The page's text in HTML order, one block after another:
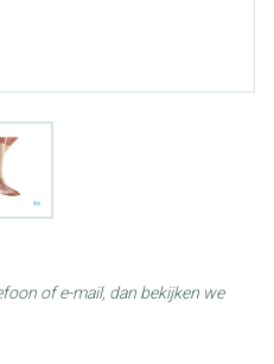
View larger image
of e-mail, dan bekijken we